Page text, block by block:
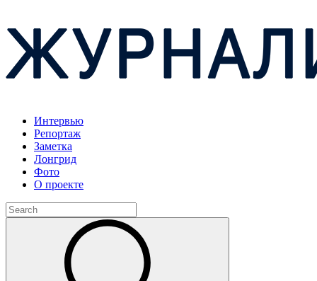
Интервью
Репортаж
Заметка
Лонгрид
Фото
О проекте